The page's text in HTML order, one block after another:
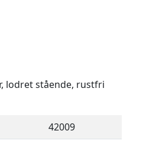
lodret stående, rustfri
42009